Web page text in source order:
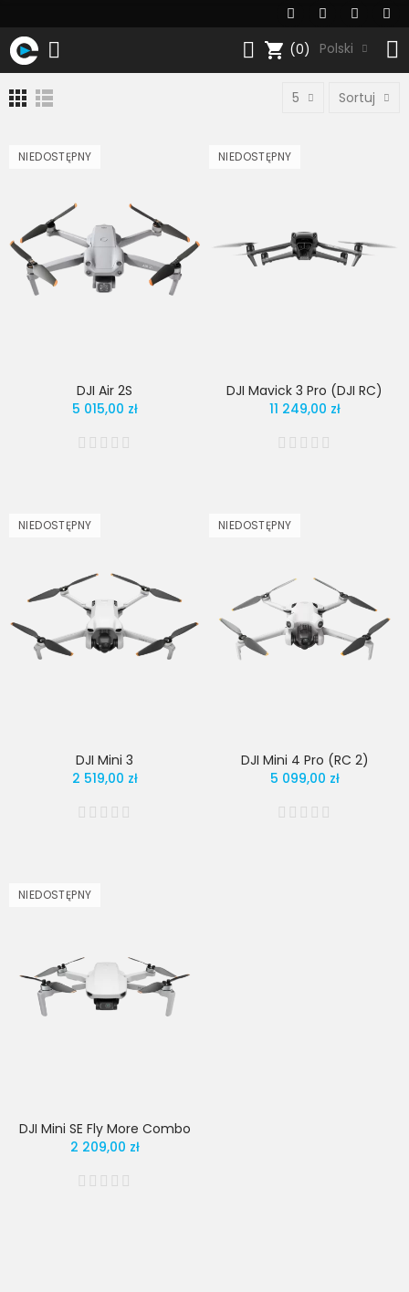
shopping_cart (0) Polski
5 Sortuj
NIEDOSTĘPNY
DJI Air 2S
5 015,00 zł
NIEDOSTĘPNY
DJI Mavick 3 Pro (DJI RC)
11 249,00 zł
NIEDOSTĘPNY
DJI Mini 3
2 519,00 zł
NIEDOSTĘPNY
DJI Mini 4 Pro (RC 2)
5 099,00 zł
NIEDOSTĘPNY
DJI Mini SE Fly More Combo
2 209,00 zł